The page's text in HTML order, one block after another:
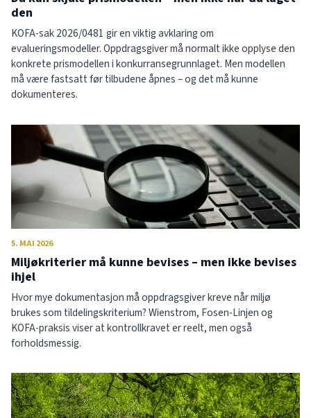
den
KOFA-sak 2026/0481 gir en viktig avklaring om
evalueringsmodeller. Oppdragsgiver må normalt ikke opplyse den
konkrete prismodellen i konkurransegrunnlaget. Men modellen
må være fastsatt før tilbudene åpnes – og det må kunne
dokumenteres.
5. MAI 2026
Miljøkriterier må kunne bevises – men ikke bevises
ihjel
Hvor mye dokumentasjon må oppdragsgiver kreve når miljø
brukes som tildelingskriterium? Wienstrom, Fosen-Linjen og
KOFA-praksis viser at kontrollkravet er reelt, men også
forholdsmessig.